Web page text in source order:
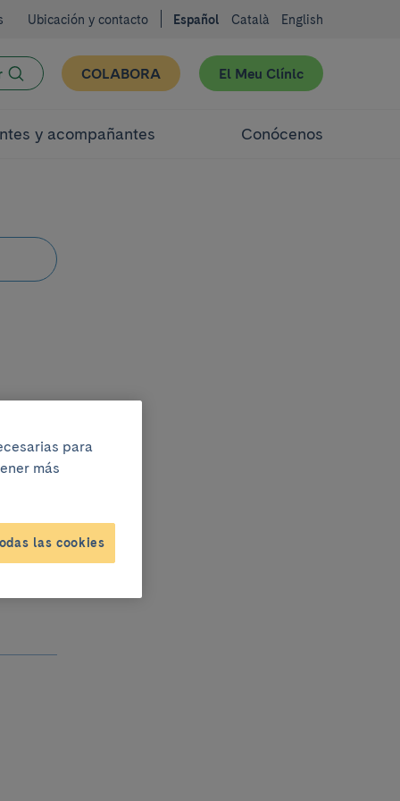
Ubicación y contacto Español Català English
COLABORA El Meu Clínic
y acompañantes Conócenos
para
más
las cookies